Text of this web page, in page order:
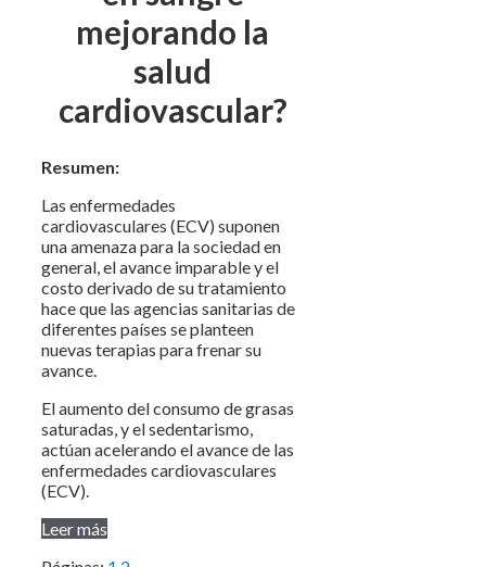
mejorando la
salud
cardiovascular?
Resumen:
Las enfermedades
cardiovasculares (ECV) suponen
una amenaza para la sociedad en
general, el avance imparable y el
costo derivado de su tratamiento
hace que las agencias sanitarias de
diferentes países se planteen
nuevas terapias para frenar su
avance.
El aumento del consumo de grasas
saturadas, y el sedentarismo,
actúan acelerando el avance de las
enfermedades cardiovasculares
(ECV).
Leer más